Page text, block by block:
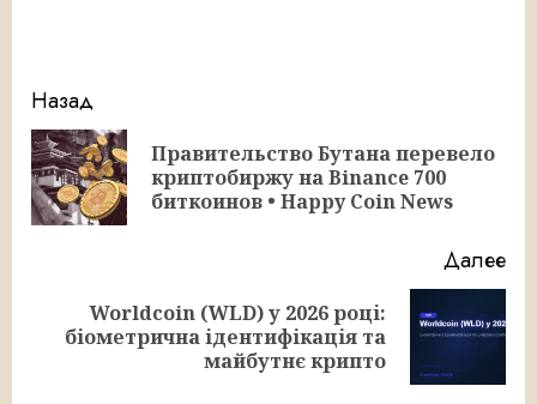
Продолжить
чтение
Назад
Правительство Бутана перевело
криптобиржу на Binance 700
биткоинов • Happy Coin News
Далее
Следующая
Worldcoin (WLD) у 2026 році:
біометрична ідентифікація та
майбутнє крипто